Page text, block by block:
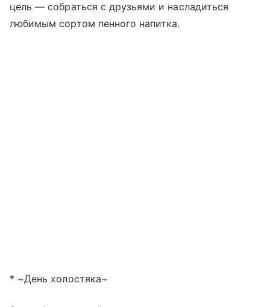
цель — собраться с друзьями и насладиться
любимым сортом пенного напитка.
* ~День холостяка~